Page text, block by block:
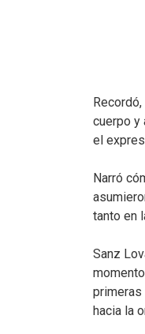
cuerpo y
el
Narró
tanto en
Sanz
primeras
hacia la